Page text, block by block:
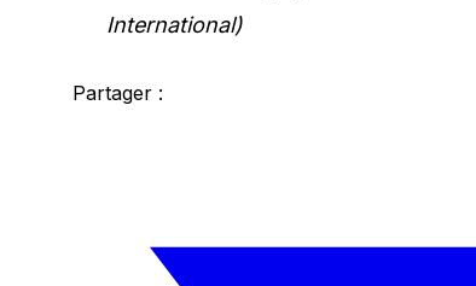
International)
Partager :